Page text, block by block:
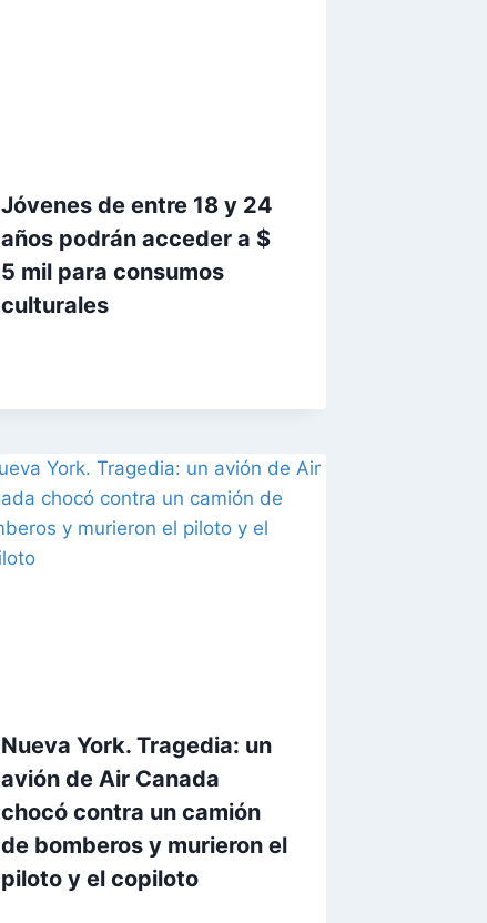
Jóvenes de entre 18 y 24
años podrán acceder a $
5 mil para consumos
culturales
Nueva York. Tragedia: un
avión de Air Canada
chocó contra un camión
de bomberos y murieron el
piloto y el copiloto